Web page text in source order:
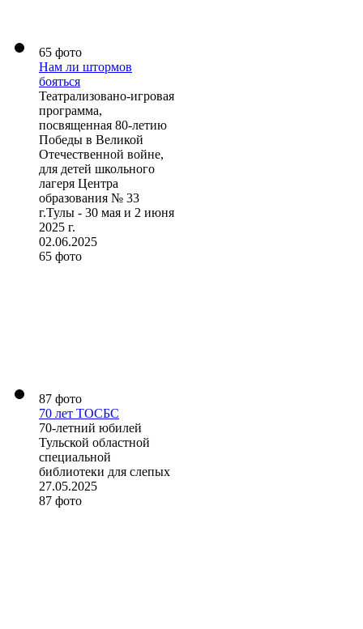
65 фото
Нам ли штормов
бояться
Театрализовано-игровая
программа,
посвященная 80-летию
Победы в Великой
Отечественной войне,
для детей школьного
лагеря Центра
образования № 33
г.Тулы - 30 мая и 2 июня
2025 г.
02.06.2025
65 фото
87 фото
70 лет ТОСБС
70-летний юбилей
Тульской областной
специальной
библиотеки для слепых
27.05.2025
87 фото